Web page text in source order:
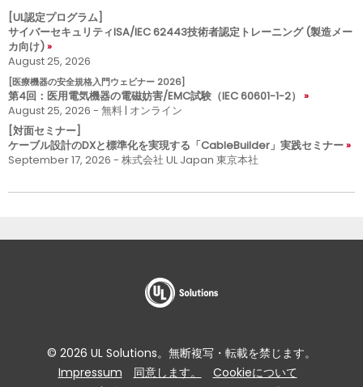
[UL認定プログラム]
サイバーセキュリティISA/IEC 62443技術者認定トレーニング (製造メー
カ向け)
August 25, 2026
[医療機器の安全規格入門ウェビナー 2026]
第4回：医用電気機器の電磁妨害/EMC試験（IEC 60601-1-2）
August 25, 2026 - 無料 | オンライン
[対面セミナー]
ケーブル設計のDXと標準化を実現する「CableBuilder」実践セミナー
September 17, 2026 - 株式会社 UL Japan 東京本社
© 2026 UL Solutions。無断複写・転載を禁じます。
Impressum
同意します。
Cookieについて